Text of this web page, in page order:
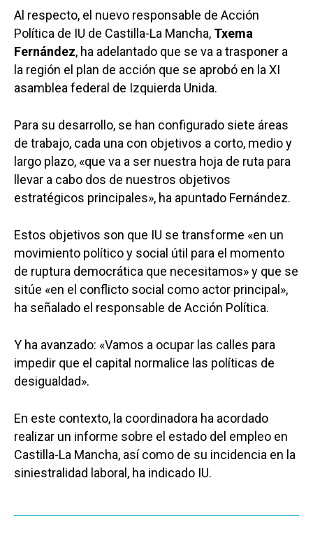
Al respecto, el nuevo responsable de Acción
Política de IU de Castilla-La Mancha, Txema
Fernández, ha adelantado que se va a trasponer a
la región el plan de acción que se aprobó en la XI
asamblea federal de Izquierda Unida.
Para su desarrollo, se han configurado siete áreas
de trabajo, cada una con objetivos a corto, medio y
largo plazo, «que va a ser nuestra hoja de ruta para
llevar a cabo dos de nuestros objetivos
estratégicos principales», ha apuntado Fernández.
Estos objetivos son que IU se transforme «en un
movimiento político y social útil para el momento
de ruptura democrática que necesitamos» y que se
sitúe «en el conflicto social como actor principal»,
ha señalado el responsable de Acción Política.
Y ha avanzado: «Vamos a ocupar las calles para
impedir que el capital normalice las políticas de
desigualdad».
En este contexto, la coordinadora ha acordado
realizar un informe sobre el estado del empleo en
Castilla-La Mancha, así como de su incidencia en la
siniestralidad laboral, ha indicado IU.